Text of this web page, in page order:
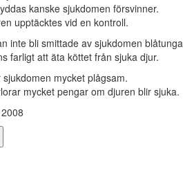
kanske sjukdomen försvinner.
upptäcktes vid en kontroll.
inte bli smittade av sjukdomen
farligt att äta köttet från sjuka djur.
mycket plågsam.
mycket pengar om djuren blir sjuka.